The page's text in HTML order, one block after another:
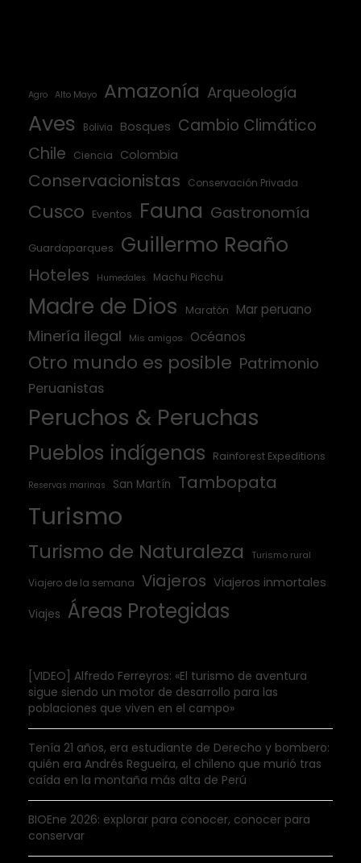
Agro Alto Mayo Amazonía Arqueología
Aves Bolivia Bosques Cambio Climático
Chile
Ciencia Colombia
Conservacionistas Conservación Privada
Cusco Eventos Fauna Gastronomía
Guardaparques Guillermo Reaño
Hoteles Humedales Machu Picchu
Madre de Dios Maratón Mar peruano
Minería ilegal Mis amigos Océanos
Otro mundo es posible Patrimonio
Peruanistas
Peruchos & Peruchas
Pueblos indígenas Rainforest Expeditions
Reservas marinas San Martín Tambopata
Turismo
Turismo de Naturaleza Turismo rural
Viajero de la semana Viajeros Viajeros inmortales
Viajes Áreas Protegidas
[VIDEO] Alfredo Ferreyros: «El turismo de aventura
sigue siendo un motor de desarrollo para las
poblaciones que viven en el campo»
Tenía 21 años, era estudiante de Derecho y bombero:
quién era Andrés Regueira, el chileno que murió tras
caída en la montaña más alta de Perú
BIOEne 2026: explorar para conocer, conocer para
conservar